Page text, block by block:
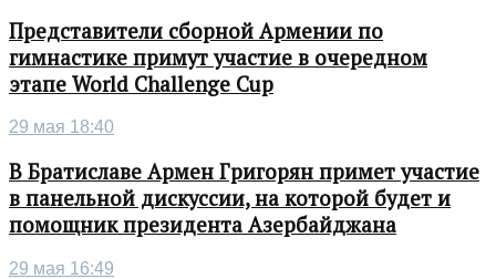
Представители сборной Армении по
гимнастике примут участие в очередном
этапе World Challenge Cup
29 мая 18:40
В Братиславе Армен Григорян примет участие
в панельной дискуссии, на которой будет и
помощник президента Азербайджана
29 мая 16:49